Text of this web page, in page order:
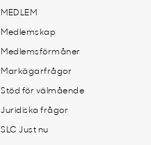
MEDLEM
Medlemskap
Medlemsförmåner
Markägarfrågor
Stöd för välmående
Juridiska frågor
SLC Just nu